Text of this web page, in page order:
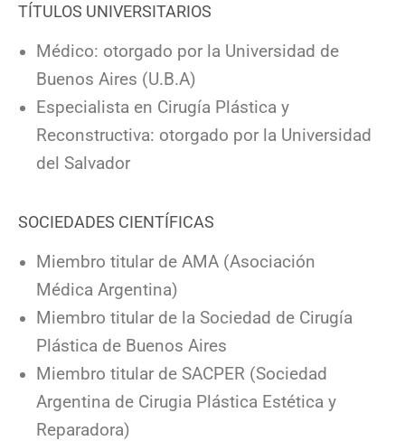
TÍTULOS UNIVERSITARIOS
Médico: otorgado por la Universidad de
Buenos Aires (U.B.A)
Especialista en Cirugía Plástica y
Reconstructiva: otorgado por la Universidad
del Salvador
SOCIEDADES CIENTÍFICAS
Miembro titular de AMA (Asociación
Médica Argentina)
Miembro titular de la Sociedad de Cirugía
Plástica de Buenos Aires
Miembro titular de SACPER (Sociedad
Argentina de Cirugia Plástica Estética y
Reparadora)